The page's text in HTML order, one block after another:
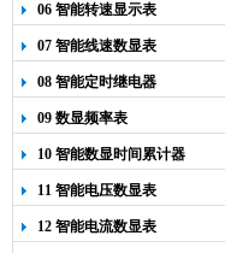
06 智能转速显示表
07 智能线速数显表
08 智能定时继电器
09 数显频率表
10 智能数显时间累计器
11 智能电压数显表
12 智能电流数显表